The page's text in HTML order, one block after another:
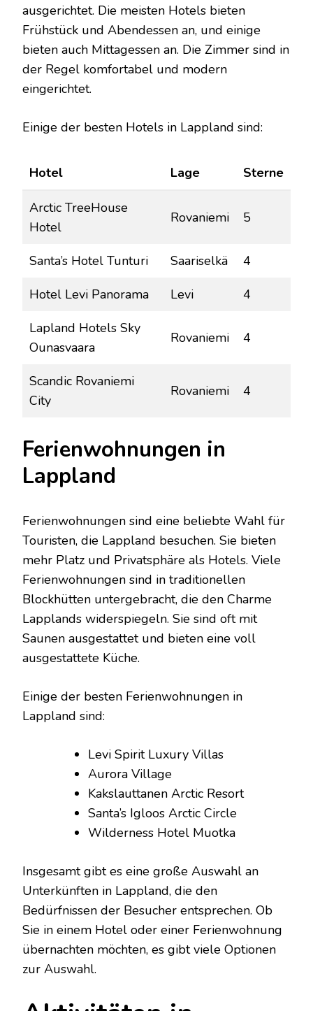
ausgerichtet. Die meisten Hotels bieten
Frühstück und Abendessen an, und einige
bieten auch Mittagessen an. Die Zimmer sind in
der Regel komfortabel und modern
eingerichtet.
Einige der besten Hotels in Lappland sind:
Hotel Lage Sterne
Arctic TreeHouse
Hotel
Rovaniemi 5
Santa’s Hotel Tunturi Saariselkä
4
Hotel Levi Panorama
Levi
4
Lapland Hotels Sky
Ounasvaara
Rovaniemi 4
Scandic Rovaniemi
City
Rovaniemi 4
Ferienwohnungen in
Lappland
Ferienwohnungen sind eine beliebte Wahl für
Touristen, die Lappland besuchen. Sie bieten
mehr Platz und Privatsphäre als Hotels. Viele
Ferienwohnungen sind in traditionellen
Blockhütten untergebracht, die den Charme
Lapplands widerspiegeln. Sie sind oft mit
Saunen ausgestattet und bieten eine voll
ausgestattete Küche.
Einige der besten Ferienwohnungen in
Lappland sind:
Levi Spirit Luxury Villas
Aurora Village
Kakslauttanen Arctic Resort
Santa’s Igloos Arctic Circle
Wilderness Hotel Muotka
Insgesamt gibt es eine große Auswahl an
Unterkünften in Lappland, die den
Bedürfnissen der Besucher entsprechen. Ob
Sie in einem Hotel oder einer Ferienwohnung
übernachten möchten, es gibt viele Optionen
zur Auswahl.